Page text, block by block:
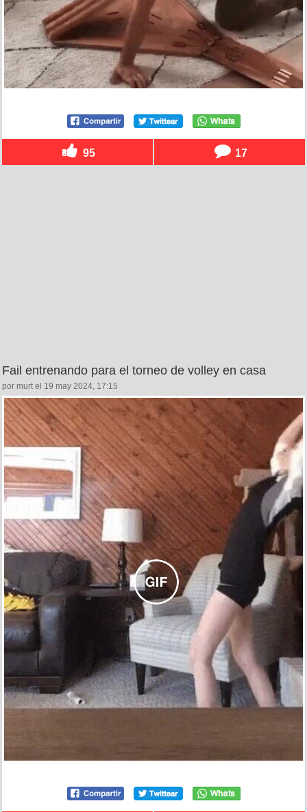
95 17
Fail entrenando para el torneo de volley en casa
por murt el 19 may 2024, 17:15